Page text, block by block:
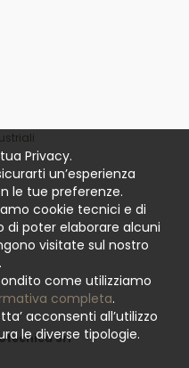
Srl
Privacy.
un’esperienza
le tue preferenze.
cookie tecnici e di
poter elaborare alcuni
visitate sul nostro
come utilizziamo
completa.
acconsenti all’utilizzo
le diverse tipologie.